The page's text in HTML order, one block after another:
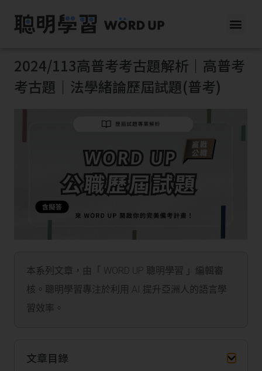
2024/113高普考考古題解析｜高普考
考古題｜法學緒論歷屆試題(普考)
本系列文章，由「 WORD UP 聰明學習 」編輯審
核。聰明學習專注於利用 AI 提升亞洲人的語言學
習效率。
文章目錄